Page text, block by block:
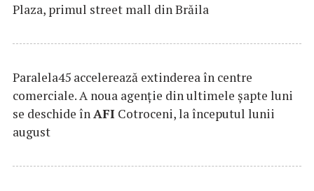
Plaza, primul street mall din Brăila
Paralela45 accelerează extinderea în centre
comerciale. A noua agenție din ultimele șapte luni
se deschide înAFI Cotroceni, la începutul lunii
august